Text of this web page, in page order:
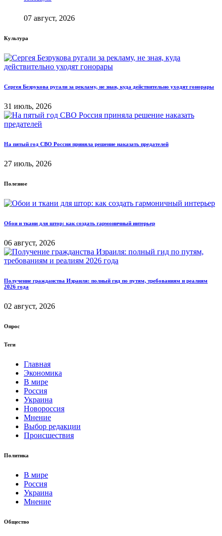
07 август, 2026
Культура
Сергея Безрукова ругали за рекламу, не зная, куда действительно уходят гонорары
31 июль, 2026
На пятый год СВО Россия приняла решение наказать предателей
27 июль, 2026
Полезное
Обои и ткани для штор: как создать гармоничный интерьер
06 август, 2026
Получение гражданства Израиля: полный гид по путям, требованиям и реалиям
2026 года
02 август, 2026
Опрос
Теги
Главная
Экономика
В мире
Россия
Украина
Новороссия
Мнение
Выбор редакции
Происшествия
Политика
В мире
Россия
Украина
Мнение
Общество